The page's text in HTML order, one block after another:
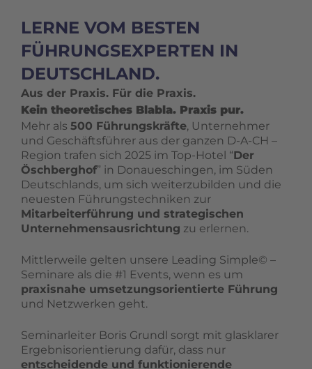
LERNE VOM BESTEN
FÜHRUNGSEXPERTEN IN
DEUTSCHLAND.
Aus der Praxis. Für die Praxis.
Kein theoretisches Blabla. Praxis pur.
Mehr als 500 Führungskräfte, Unternehmer
und Geschäftsführer aus der ganzen D-A-CH –
Region trafen sich 2025 im Top-Hotel “Der
Öschberghof” in Donaueschingen, im Süden
Deutschlands, um sich weiterzubilden und die
neuesten Führungstechniken zur
Mitarbeiterführung und strategischen
Unternehmensausrichtung zu erlernen.
Mittlerweile gelten unsere Leading Simple© –
Seminare als die #1 Events, wenn es um
praxisnahe umsetzungsorientierte Führung
und Netzwerken geht.
Seminarleiter Boris Grundl sorgt mit glasklarer
Ergebnisorientierung dafür, dass nur
entscheidende und funktionierende